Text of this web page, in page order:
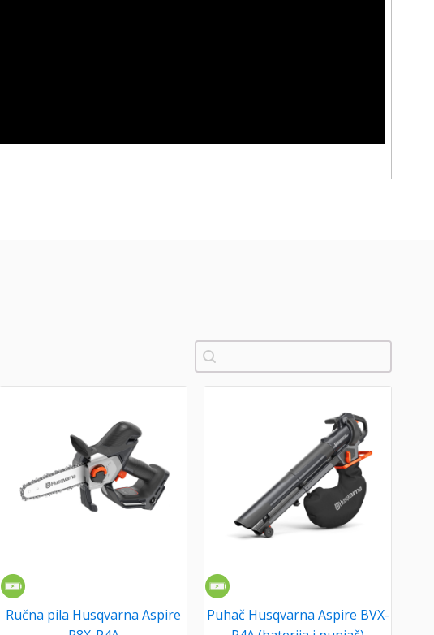
Pretraži
Ručna pila Husqvarna Aspire
Puhač Husqvarna Aspire BVX-